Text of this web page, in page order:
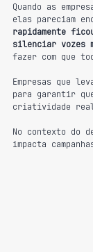
Quando as
elas pareciam
rapidamente
silenciar vozes
fazer com que
Empresas que
para garantir
criatividade
No contexto do
impacta